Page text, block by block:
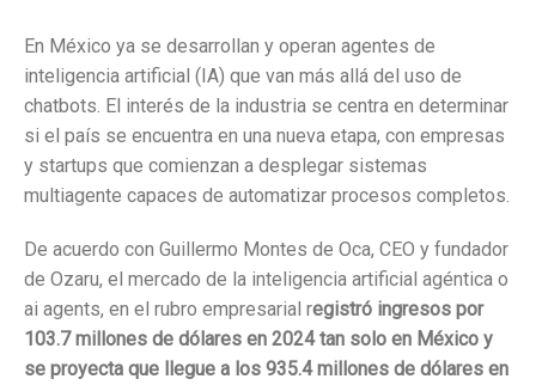
En México ya se desarrollan y operan agentes de
inteligencia artificial (IA) que van más allá del uso de
chatbots. El interés de la industria se centra en determinar
si el país se encuentra en una nueva etapa, con empresas
y startups que comienzan a desplegar sistemas
multiagente capaces de automatizar procesos completos.
De acuerdo con Guillermo Montes de Oca, CEO y fundador
de Ozaru, el mercado de la inteligencia artificial agéntica o
ai agents, en el rubro empresarial registró ingresos por
103.7 millones de dólares en 2024 tan solo en México y
se proyecta que llegue a los 935.4 millones de dólares en